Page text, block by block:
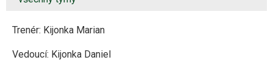
Trenér: Kijonka Marian
Vedoucí: Kijonka Daniel